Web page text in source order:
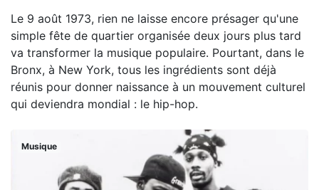
Le 9 août 1973, rien ne laisse encore présager qu'une
simple fête de quartier organisée deux jours plus tard
va transformer la musique populaire. Pourtant, dans le
Bronx, à New York, tous les ingrédients sont déjà
réunis pour donner naissance à un mouvement culturel
qui deviendra mondial : le hip-hop.
Musique